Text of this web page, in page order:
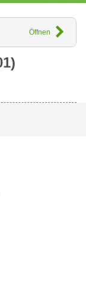
Öffnen